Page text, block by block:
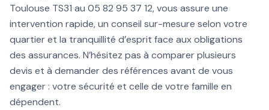
Toulouse TS31 au 05 82 95 37 12, vous assure une
intervention rapide, un conseil sur-mesure selon votre
quartier et la tranquillité d’esprit face aux obligations
des assurances. N’hésitez pas à comparer plusieurs
devis et à demander des références avant de vous
engager : votre sécurité et celle de votre famille en
dépendent.